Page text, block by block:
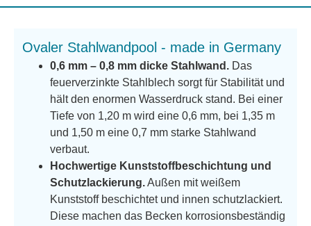
Ovaler Stahlwandpool - made in Germany
0,6 mm – 0,8 mm dicke Stahlwand. Das
feuerverzinkte Stahlblech sorgt für Stabilität und
hält den enormen Wasserdruck stand. Bei einer
Tiefe von 1,20 m wird eine 0,6 mm, bei 1,35 m
und 1,50 m eine 0,7 mm starke Stahlwand
verbaut.
Hochwertige Kunststoffbeschichtung und
Schutzlackierung.Außen mit weißem
Kunststoff beschichtet und innen schutzlackiert.
Diese machen das Becken korrosionsbeständig